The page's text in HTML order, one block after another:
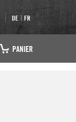
DE | FR
PANIER